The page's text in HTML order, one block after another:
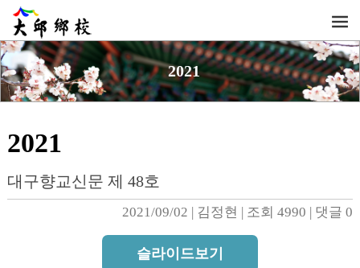
2021
2021
대구향교신문 제 48호
2021/09/02 김정현 조회 4990 댓글 0
슬라이드보기